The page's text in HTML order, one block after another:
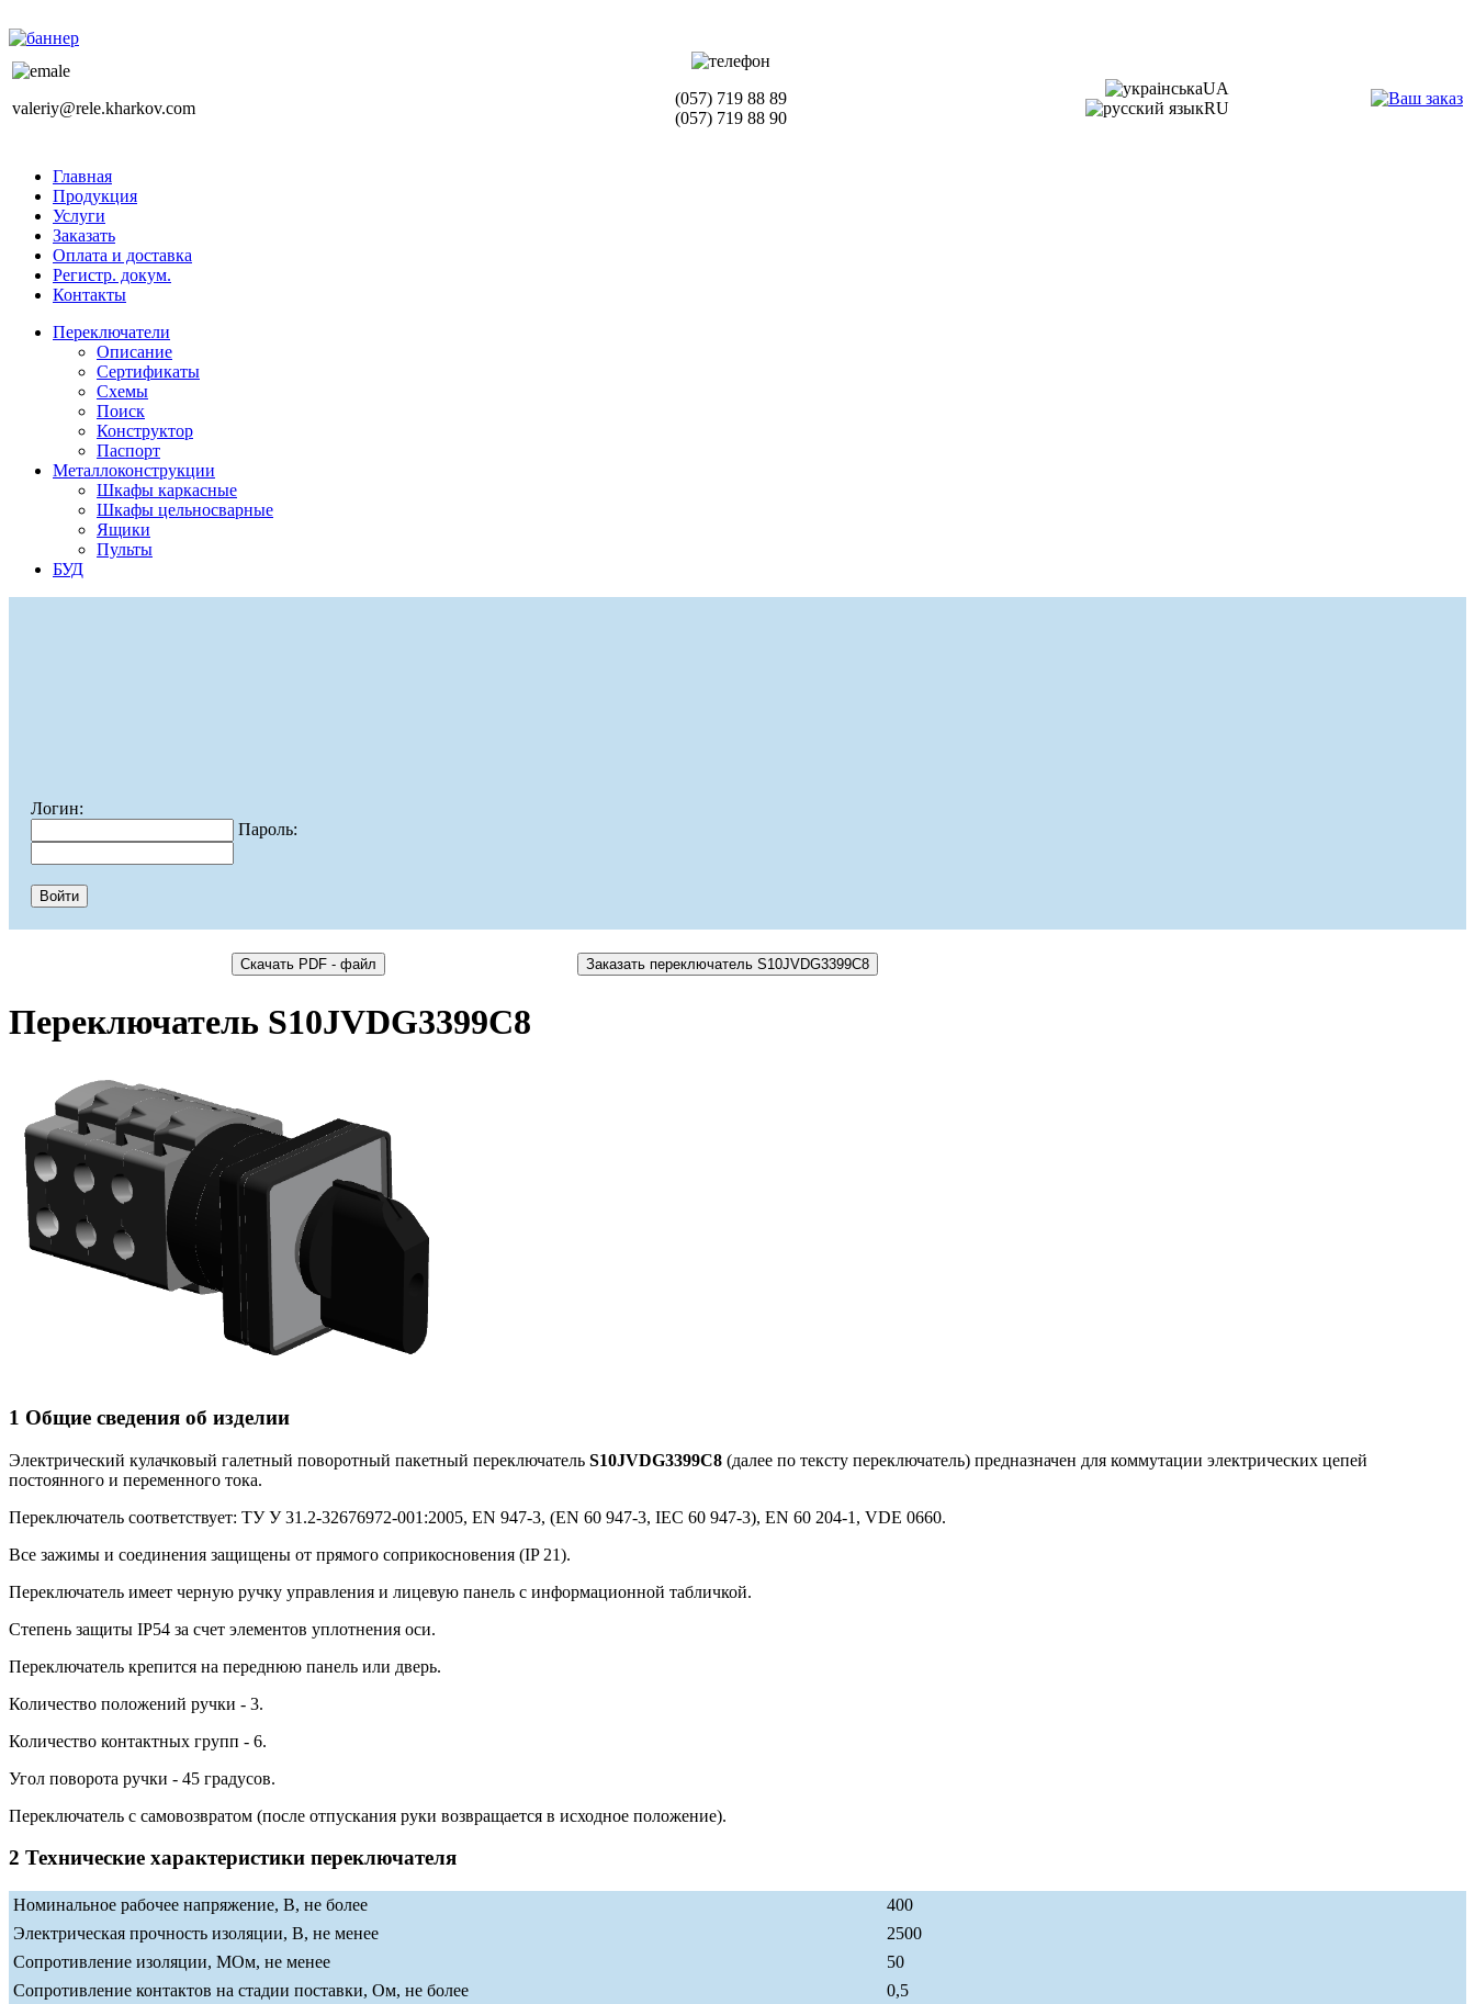
valeriy@rele.kharkov.com
(057) 719 88 89
(057) 719 88 90
UA
RU
Главная
Продукция
Услуги
Заказать
Оплата и доставка
Регистр. докум.
Контакты
Переключатели
Описание
Сертификаты
Схемы
Поиск
Конструктор
Паспорт
Металлоконструкции
Шкафы каркасные
Шкафы цельносварные
Ящики
Пульты
БУД
Логин:
Пароль:
Переключатель S10JVDG3399C8
1 Общие сведения об изделии
Электрический кулачковый галетный поворотный пакетный переключатель S10JVDG3399C8 (далее по тексту переключатель) предназначен для коммутации электрических цепей
постоянного и переменного тока.
Переключатель соответствует: ТУ У 31.2-32676972-001:2005, EN 947-3, (EN 60 947-3, IEC 60 947-3), EN 60 204-1, VDE 0660.
Все зажимы и соединения защищены от прямого соприкосновения (IP 21).
Переключатель имеет черную ручку управления и лицевую панель с информационной табличкой.
Степень защиты IP54 за счет элементов уплотнения оси.
Переключатель крепится на переднюю панель или дверь.
Количество положений ручки - 3.
Количество контактных групп - 6.
Угол поворота ручки - 45 градусов.
Переключатель с самовозвратом (после отпускания руки возвращается в исходное положение).
2 Технические характеристики переключателя
Номинальное рабочее напряжение, В, не более
400
Электрическая прочность изоляции, В, не менее
2500
Сопротивление изоляции, МОм, не менее
50
Сопротивление контактов на стадии поставки, Ом, не более
0,5